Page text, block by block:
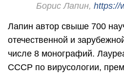
Борис Лапин, https://
Лапин автор свыше 700
отечественной и
числе 8 монографий.
СССР по вирусологии,